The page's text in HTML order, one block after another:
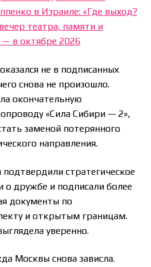
в Израиле: «Где выход?
театра, памяти и
в октябре 2026
не в подписанных
снова не произошло.
окончательную
«Сила Сибири — 2»,
заменой потерянного
направления.
стратегическое
о дружбе и подписали более
документы по
и открытым границам.
уверенно.
Москвы снова зависла.